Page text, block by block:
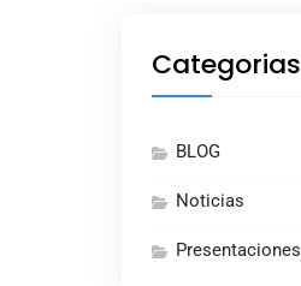
Categorias
BLOG
Noticias
Presentaciones